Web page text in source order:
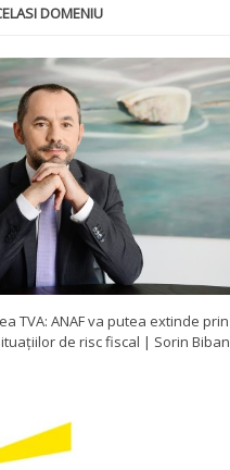
DOMENIU
TVA: ANAF va putea extinde prin
de risc fiscal | Sorin Biban